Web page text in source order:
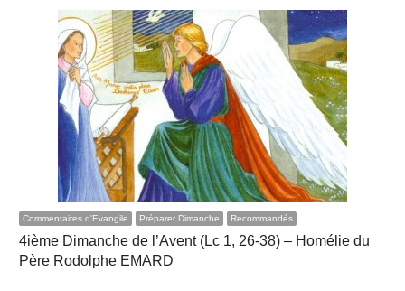
Commentaires d'Evangile Préparer Dimanche Recommandés
4ième Dimanche de l’Avent (Lc 1, 26-38) – Homélie du
Père Rodolphe EMARD